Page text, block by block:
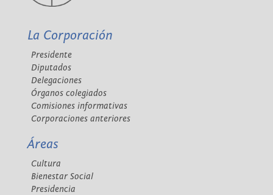
La Corporación
Presidente
Diputados
Delegaciones
Órganos colegiados
Comisiones informativas
Corporaciones anteriores
Áreas
Cultura
Bienestar Social
Presidencia